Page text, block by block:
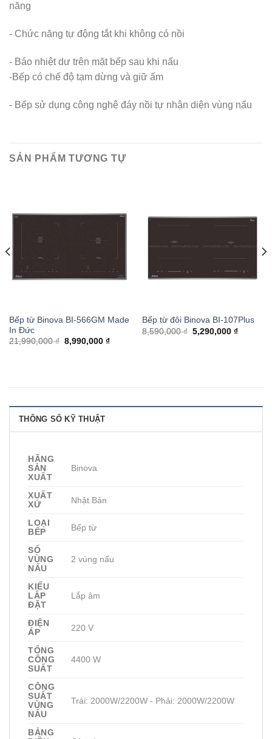
năng
- Chức năng tự động tắt khi không có nồi
- Báo nhiệt dư trên mặt bếp sau khi nấu
-Bếp có chế độ tạm dừng và giữ ấm
- Bếp sử dụng công nghệ đáy nồi tự nhận diện vùng nấu
SẢN PHẨM TƯƠNG TỰ
Bếp từ Binova BI-566GM Made
In Đức
21,990,000 ₫ 8,990,000 ₫
Bếp từ đôi Binova BI-107Plus
8,590,000 ₫ 5,290,000 ₫
THÔNG SỐ KỸ THUẬT
HÃNG
SẢN
XUẤT
Binova
XUẤT
XỨ
Nhật Bản
LOẠI
BẾP
Bếp từ
SỐ
VÙNG
NẤU
2 vùng nấu
KIỂU
LẮP
ĐẶT
Lắp âm
ĐIỆN
ÁP
220 V
TỔNG
CÔNG
SUẤT
4400 W
CÔNG
SUẤT
VÙNG
NẤU
Trái: 2000W/2200W - Phải: 2000W/2200W
BẢNG